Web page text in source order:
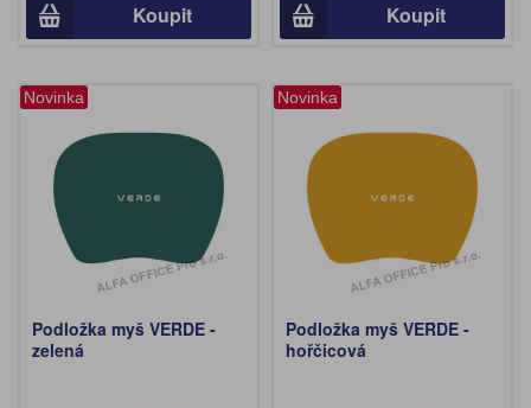
Koupit Koupit
Novinka
Podložka myš VERDE -
zelená
Novinka
Podložka myš VERDE -
hořčicová